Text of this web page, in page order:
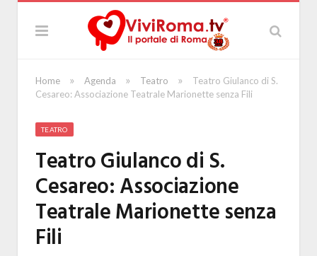
Home » Agenda » Teatro »
Teatro Giulanco di S.
Cesareo: Associazione Teatrale Marionette senza Fili
TEATRO
Teatro Giulanco di S.
Cesareo: Associazione
Teatrale Marionette senza
Fili